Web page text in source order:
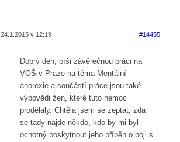
24.1.2015 v 12:19 #14455
Dobrý den, píši závěrečnou práci na
VOŠ v Praze na téma Mentální
anorexie a součástí práce jsou také
výpovědi žen, které tuto nemoc
prodělaly. Chtěla jsem se zeptat, zda
se tady najde někdo, kdo by mi byl
ochotný poskytnout jeho příběh o boji s